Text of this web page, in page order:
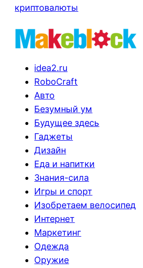
криптовалюты
idea2.ru
RoboCraft
Авто
Безумный ум
Будущее здесь
Гаджеты
Дизайн
Еда и напитки
Знания-сила
Игры и спорт
Изобретаем велосипед
Интернет
Маркетинг
Одежда
Оружие